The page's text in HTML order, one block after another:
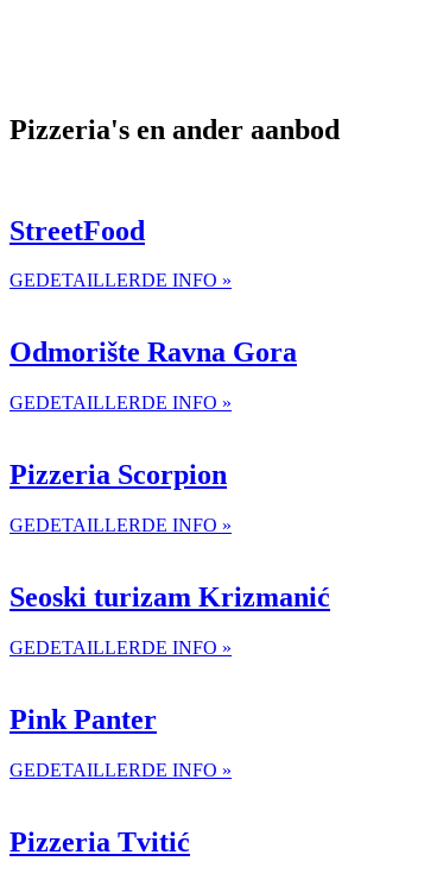
Pizzeria's en ander aanbod
StreetFood
GEDETAILLERDE INFO »
Odmorište Ravna Gora
GEDETAILLERDE INFO »
Pizzeria Scorpion
GEDETAILLERDE INFO »
Seoski turizam Krizmanić
GEDETAILLERDE INFO »
Pink Panter
GEDETAILLERDE INFO »
Pizzeria Tvitić